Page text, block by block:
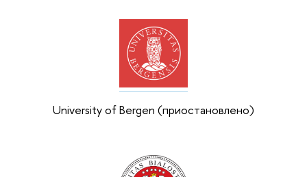
University of Bergen (приостановлено)